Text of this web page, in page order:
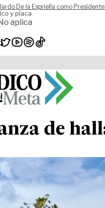
De la Espriella como
y placa
aplica
de